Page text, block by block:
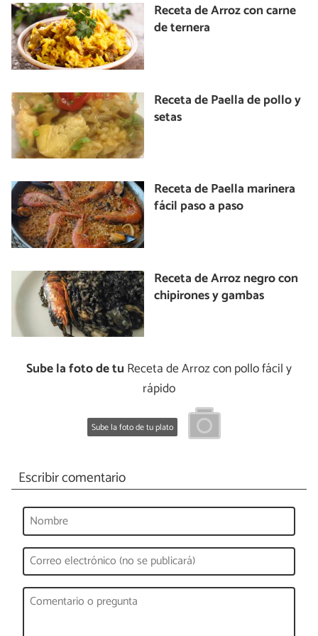
Receta de Arroz con carne
de ternera
Receta de Paella de pollo y
setas
Receta de Paella marinera
fácil paso a paso
Receta de Arroz negro con
chipirones y gambas
Sube la foto de tu Receta de Arroz con pollo fácil y
rápido
Sube la foto de tu plato
Escribir comentario